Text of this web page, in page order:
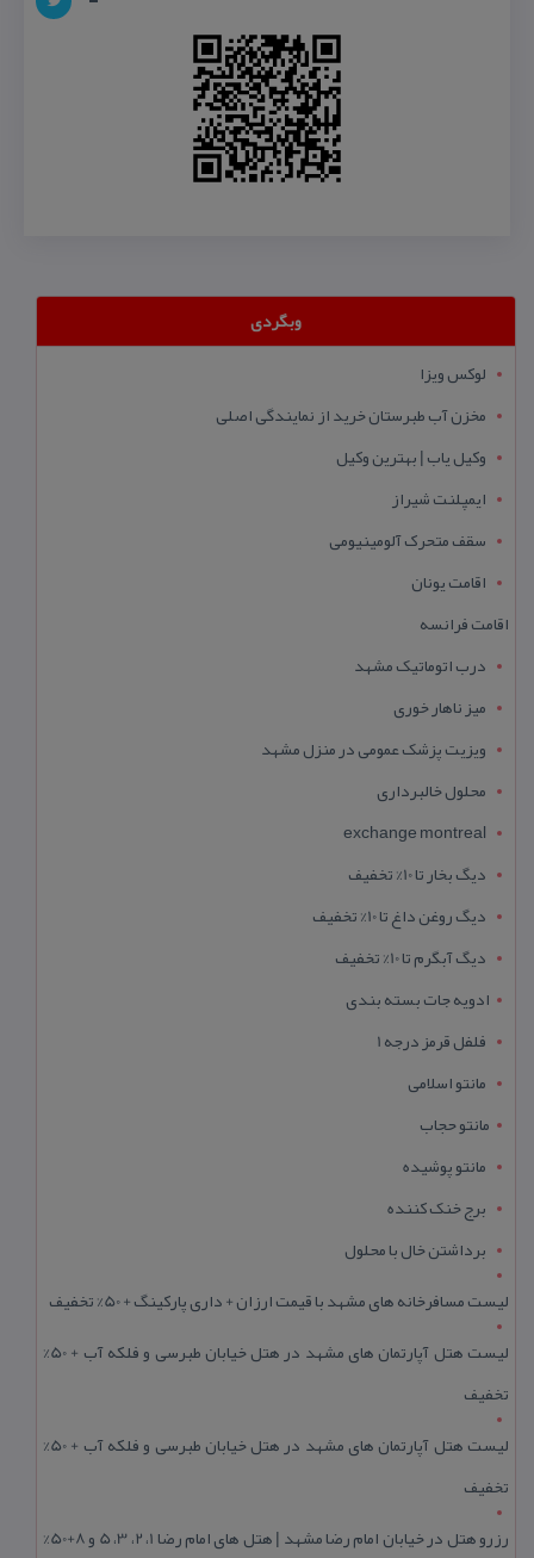
وبگردی
لوکس ویزا
مخزن آب طبرستان خرید از نمایندگی اصلی
وکیل یاب | بهترین وکیل
ایمپلنت شیراز
سقف متحرک آلومینیومی
اقامت یونان
اقامت فرانسه
درب اتوماتیک مشهد
میز ناهار خوری
ویزیت پزشک عمومی در منزل مشهد
محلول خالبرداری
exchange montreal
دیگ بخار تا 10% تخفیف
دیگ روغن داغ تا 10% تخفیف
دیگ آبگرم تا 10% تخفیف
ادویه جات بسته بندی
فلفل قرمز درجه 1
مانتو اسلامی
مانتو حجاب
مانتو پوشیده
برج خنک کننده
برداشتن خال با محلول
لیست مسافرخانه های مشهد با قیمت ارزان + داری پارکینگ + 50% تخفیف
لیست هتل آپارتمان های مشهد در هتل خیابان طبرسی و فلکه آب + 50%
تخفیف
لیست هتل آپارتمان های مشهد در هتل خیابان طبرسی و فلکه آب + 50%
تخفیف
رزرو هتل در خیابان امام رضا مشهد | هتل‌ های امام رضا 1، 2، 3، 5 و 8+50%